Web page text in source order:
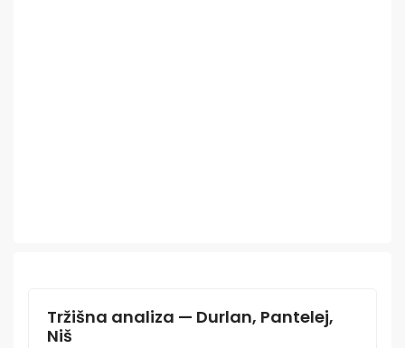
Tržišna analiza — Durlan, Pantelej,
Niš